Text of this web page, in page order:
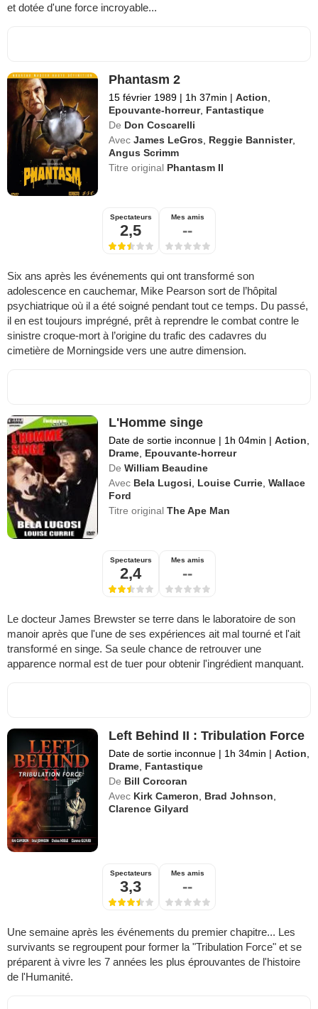
et dotée d'une force incroyable...
Phantasm 2
15 février 1989 | 1h 37min | Action
Epouvante-horreur, Fantastique
De Don Coscarelli
Avec James LeGros Reggie Bannister,
Angus Scrimm
Titre original Phantasm II
Spectateurs
2,5
Mes amis
--
Six ans après les événements qui ont transformé son
adolescence en cauchemar, Mike Pearson sort de l’hôpital
psychiatrique où il a été soigné pendant tout ce temps. Du passé,
il en est toujours imprégné, prêt à reprendre le combat contre le
sinistre croque-mort à l’origine du trafic des cadavres du
cimetière de Morningside vers une autre dimension.
L'Homme singe
Date de sortie inconnue | 1h 04min | Action
Drame Epouvante-horreur
De William Beaudine
Avec Bela Lugosi Louise Currie ,Wallace
Ford
Titre originalThe Ape Man
Spectateurs
2,4
Mes amis
--
Le docteur James Brewster se terre dans le laboratoire de son
manoir après que l'une de ses expériences ait mal tourné et l'ait
transformé en singe. Sa seule chance de retrouver une
apparence normal est de tuer pour obtenir l'ingrédient manquant.
Left Behind II : Tribulation Force
Date de sortie inconnue | 1h 34min | Action
Drame Fantastique
De Bill Corcoran
Avec Kirk Cameron Brad Johnson
Clarence Gilyard
Spectateurs
3,3
Mes amis
--
Une semaine après les événements du premier chapitre... Les
survivants se regroupent pour former la "Tribulation Force" et se
préparent à vivre les 7 années les plus éprouvantes de l'histoire
de l'Humanité.